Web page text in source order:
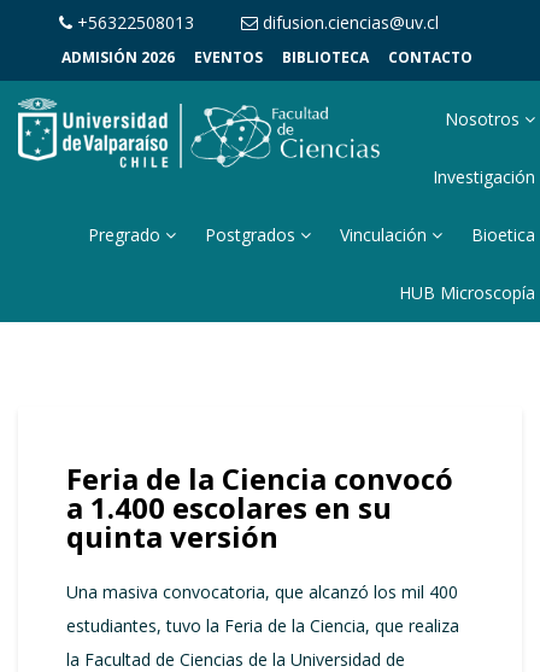
+56322508013 difusion.ciencias@uv.cl
ADMISIÓN 2026 EVENTOS BIBLIOTECA CONTACTO
Nosotros
Investigación
Pregrado Postgrados Vinculación Bioetica
HUB Microscopía
Feria de la Ciencia convocó
a 1.400 escolares en su
quinta versión
Una masiva convocatoria, que alcanzó los mil 400
estudiantes, tuvo la Feria de la Ciencia, que realiza
la Facultad de Ciencias de la Universidad de